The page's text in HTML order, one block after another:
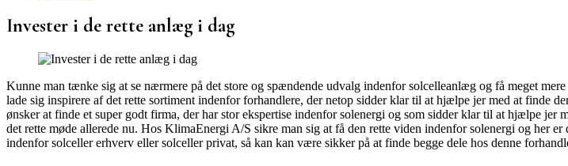
Invester i de rette anlæg i dag
Kunne man tænke sig at se nærmere på det store og spændende udvalg indenfor solcelleanlæg og få meget
lade sig inspirere af det rette sortiment indenfor forhandlere, der netop sidder klar til at hjælpe jer med at finde
ønsker at finde et super godt firma, der har stor ekspertise indenfor solenergi og som sidder klar til at hjælpe
det rette møde allerede nu. Hos KlimaEnergi A/S sikre man sig at få den rette viden indenfor solenergi og her
indenfor solceller erhverv eller solceller privat, så kan kan være sikker på at finde begge dele hos denne